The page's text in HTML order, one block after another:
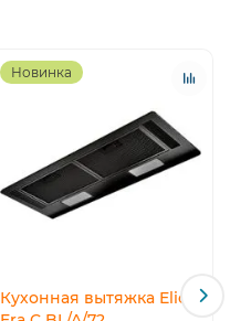
Новинка
Кухонная вытяжка Elica